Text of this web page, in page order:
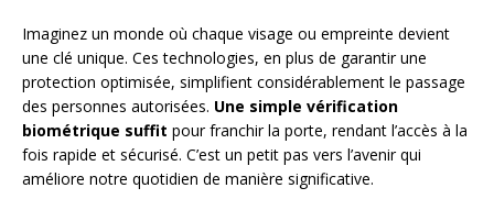
Imaginez un monde où chaque visage ou empreinte devient
une clé unique. Ces technologies, en plus de garantir une
protection optimisée, simplifient considérablement le passage
des personnes autorisées. Une simple vérification
biométrique suffit pour franchir la porte, rendant l’accès à la
fois rapide et sécurisé. C’est un petit pas vers l’avenir qui
améliore notre quotidien de manière significative.